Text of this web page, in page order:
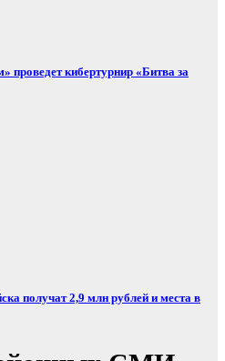
проведет кибертурнир «Битва за
получат 2,9 млн рублей и места в